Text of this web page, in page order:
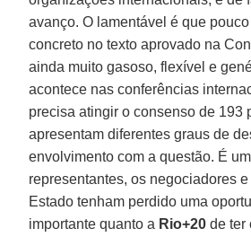
avanço. O lamentável é que
concreto no texto aprovado na
ainda muito gasoso, flexível e
acontece nas conferências
precisa atingir o consenso de 193
apresentam diferentes graus de
envolvimento com a questão. É
representantes, os negociadores
Estado tenham perdido uma
importante quanto a Rio+20 de ter